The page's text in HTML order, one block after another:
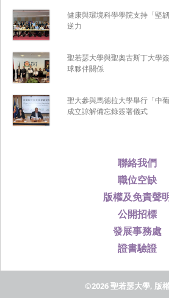
聯絡我們
職位空缺
版權及免責聲
公開招標
發展事務處
證書驗證
健康與環境科學學院支持「堅
逆力
聖若瑟大學與聖奧古斯丁大學
球夥伴關係
聖大參與馬德拉大學舉行「中
成立諒解備忘錄簽署儀式
©2026 聖若瑟大學, 版